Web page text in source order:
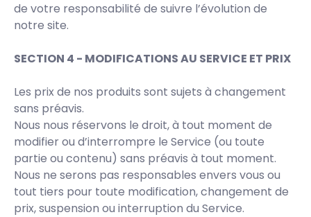
de votre responsabilité de suivre l’évolution de
notre site.
SECTION 4 - MODIFICATIONS AU SERVICE ET PRIX
Les prix de nos produits sont sujets à changement
sans préavis.
Nous nous réservons le droit, à tout moment de
modifier ou d’interrompre le Service (ou toute
partie ou contenu) sans préavis à tout moment.
Nous ne serons pas responsables envers vous ou
tout tiers pour toute modification, changement de
prix, suspension ou interruption du Service.